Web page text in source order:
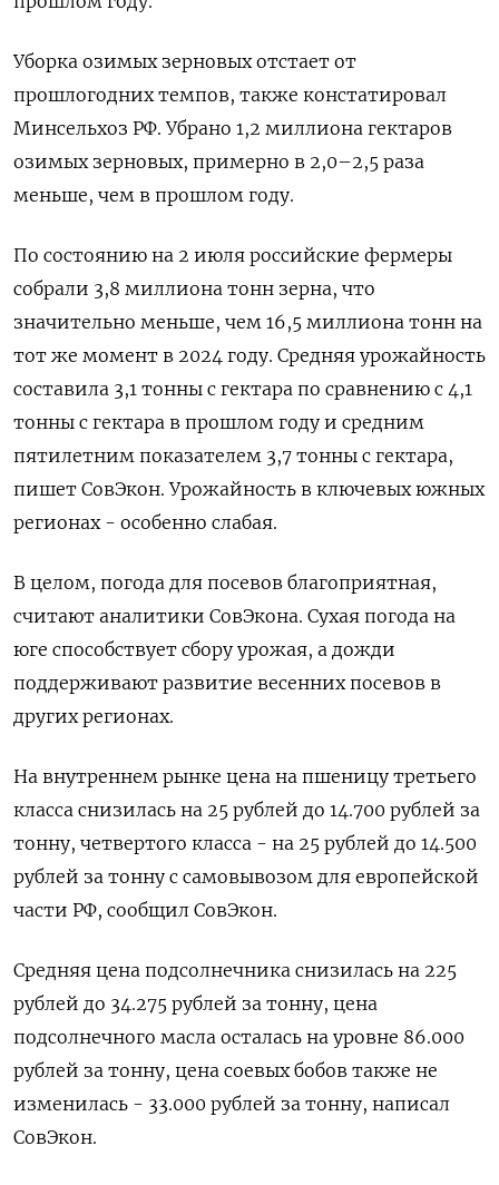
Уборка озимых зерновых отстает от
прошлогодних темпов, также констатировал
Минсельхоз РФ. Убрано 1,2 миллиона гектаров
озимых зерновых, примерно в 2,0–2,5 раза
меньше, чем в прошлом году.
По состоянию на 2 июля российские фермеры
собрали 3,8 миллиона тонн зерна, что
значительно меньше, чем 16,5 миллиона тонн на
тот же момент в 2024 году. Средняя урожайность
составила 3,1 тонны с гектара по сравнению с 4,1
тонны с гектара в прошлом году и средним
пятилетним показателем 3,7 тонны с гектара,
пишет СовЭкон. Урожайность в ключевых южных
регионах - особенно слабая.
В целом, погода для посевов благоприятная,
считают аналитики СовЭкона. Сухая погода на
юге способствует сбору урожая, а дожди
поддерживают развитие весенних посевов в
других регионах.
На внутреннем рынке цена на пшеницу третьего
класса снизилась на 25 рублей до 14.700 рублей за
тонну, четвертого класса - на 25 рублей до 14.500
рублей за тонну с самовывозом для европейской
части РФ, сообщил СовЭкон.
Средняя цена подсолнечника снизилась на 225
рублей до 34.275 рублей за тонну, цена
подсолнечного масла осталась на уровне 86.000
рублей за тонну, цена соевых бобов также не
изменилась - 33.000 рублей за тонну, написал
СовЭкон.